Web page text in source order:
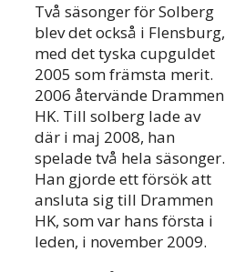
Två säsonger för Solberg
blev det också i Flensburg,
med det tyska cupguldet
2005 som främsta merit.
2006 återvände Drammen
HK. Till solberg lade av
där i maj 2008, han
spelade två hela säsonger.
Han gjorde ett försök att
ansluta sig till Drammen
HK, som var hans första i
leden, i november 2009.